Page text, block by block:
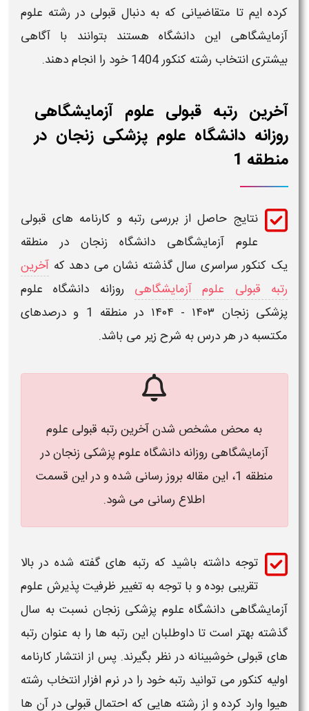
کرده ایم تا متقاضیانی که به دنبال قبولی در رشتهعلوم
آزمایشگاهیاین دانشگاه هستند بتوانند با آگاهی
بیشتری انتخاب رشتهکنکور1404خود را انجام دهند.
آخرین رتبه قبولی علوم آزمایشگاهی
روزانه دانشگاه علوم پزشکی زنجان در
منطقه 1
نتایج حاصل از بررسیرتبه و کارنامه های قبولی
علوم آزمایشگاهی دانشگاه زنجان در منطقه
یککنکور سراسری سال گذشته نشان می دهد کهآخرین
رتبه قبولی علوم آزمایشگاهی روزانه دانشگاه علوم
پزشکی زنجان ۱۴۰۳ - ۱۴۰۴ در منطقه 1
و درصدهای
مکتسبه در هر درس به شرح زیر می باشد.
به محض مشخص شدنآخرین رتبه قبولی علوم
آزمایشگاهی روزانه دانشگاه علوم پزشکی زنجان در
منطقه 1 ، این مقاله بروز رسانی شده و در این قسمت
اطلاع رسانی می شود.
توجه داشته باشید کهرتبههای گفته شده در بالا
تقریبی بوده و با توجه به تغییر ظرفیت پذیرشعلوم
آزمایشگاهی دانشگاه علوم پزشکی زنجاننسبت به سال
گذشته بهتر است تا داوطلبان اینرتبهها را به عنوانرتبه
هایقبولیخوشبینانه در نظر بگیرند. پس از انتشار کارنامه
اولیه کنکور می توانیدرتبهخود را در نرم افزار انتخاب رشته
هیوا وارد کرده و از رشته هایی که احتمالقبولیدر آن ها